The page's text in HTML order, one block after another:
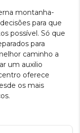
montanha-
para que
possível. Só que
para
caminho a
um auxilio
oferece
os mais